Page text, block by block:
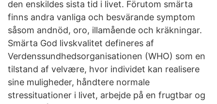
den enskildes sista tid i livet. Förutom smärta
finns andra vanliga och besvärande symptom
såsom andnöd, oro, illamående och kräkningar.
Smärta God livskvalitet defineres af
Verdenssundhedsorganisationen (WHO) som en
tilstand af velvære, hvor individet kan realisere
sine muligheder, håndtere normale
stressituationer i livet, arbejde på en frugtbar og